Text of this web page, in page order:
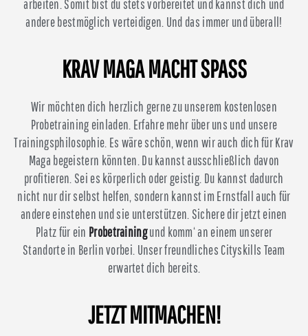
arbeiten. Somit bist du stets vorbereitet und kannst dich und
andere bestmöglich verteidigen. Und das immer und überall!
KRAV MAGA MACHT SPASS
Wir möchten dich herzlich gerne zu unserem kostenlosen
Probetraining einladen. Erfahre mehr über uns und unsere
Trainingsphilosophie. Es wäre schön, wenn wir auch dich für Krav
Maga begeistern könnten. Du kannst ausschließlich davon
profitieren. Sei es körperlich oder geistig. Du kannst dadurch
nicht nur dir selbst helfen, sondern kannst im Ernstfall auch für
andere einstehen und sie unterstützen. Sichere dir jetzt einen
Platz für ein Probetrainingund komm‘ an einem unserer
Standorte in Berlin vorbei. Unser freundliches Cityskills Team
erwartet dich bereits.
JETZT MITMACHEN!